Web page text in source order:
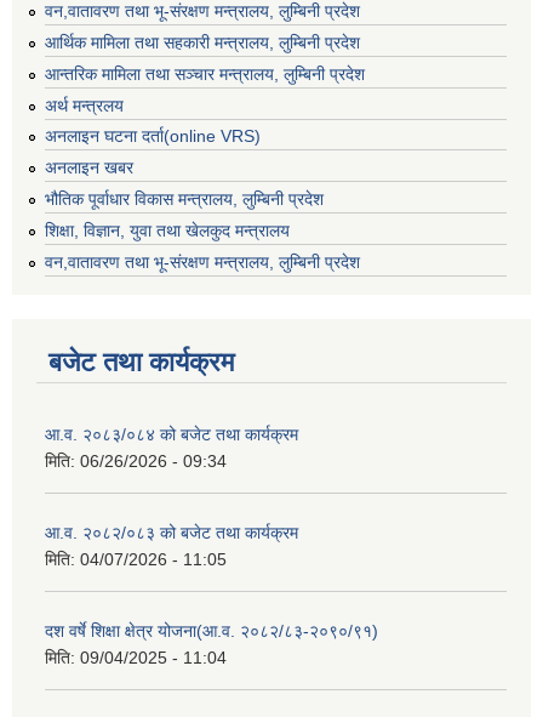
वन,वातावरण तथा भू-संरक्षण मन्त्रालय, लुम्बिनी प्रदेश
आर्थिक मामिला तथा सहकारी मन्त्रालय, लुम्बिनी प्रदेश
आन्तरिक मामिला तथा सञ्चार मन्त्रालय, लुम्बिनी प्रदेश
अर्थ मन्त्रलय
अनलाइन घटना दर्ता(online VRS)
अनलाइन खबर
भौतिक पूर्वाधार विकास मन्त्रालय, लुम्बिनी प्रदेश
शिक्षा, विज्ञान, युवा तथा खेलकुद मन्‍‍त्रालय
वन,वातावरण तथा भू-संरक्षण मन्त्रालय, लुम्बिनी प्रदेश
बजेट तथा कार्यक्रम
आ.व. २०८३/०८४ को बजेट तथा कार्यक्रम
मिति: 06/26/2026 - 09:34
आ.व. २०८२/०८३ को बजेट तथा कार्यक्रम
मिति: 04/07/2026 - 11:05
दश वर्षे शिक्षा क्षेत्र योजना(आ.व. २०८२/८३-२०९०/९१)
मिति: 09/04/2025 - 11:04